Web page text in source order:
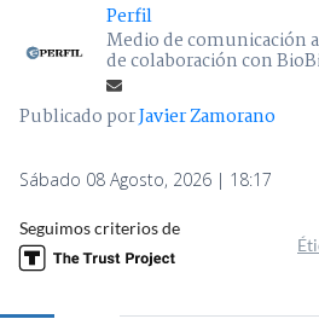
Perfil
Medio de comunicación
de colaboración con
Publicado porJavier Zamorano
Sábado 08 Agosto, 2026 | 18:17
Seguimos criterios de